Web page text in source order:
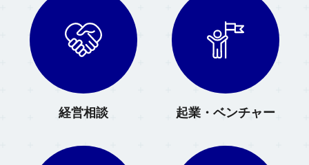
経営相談 起業・ベンチャー